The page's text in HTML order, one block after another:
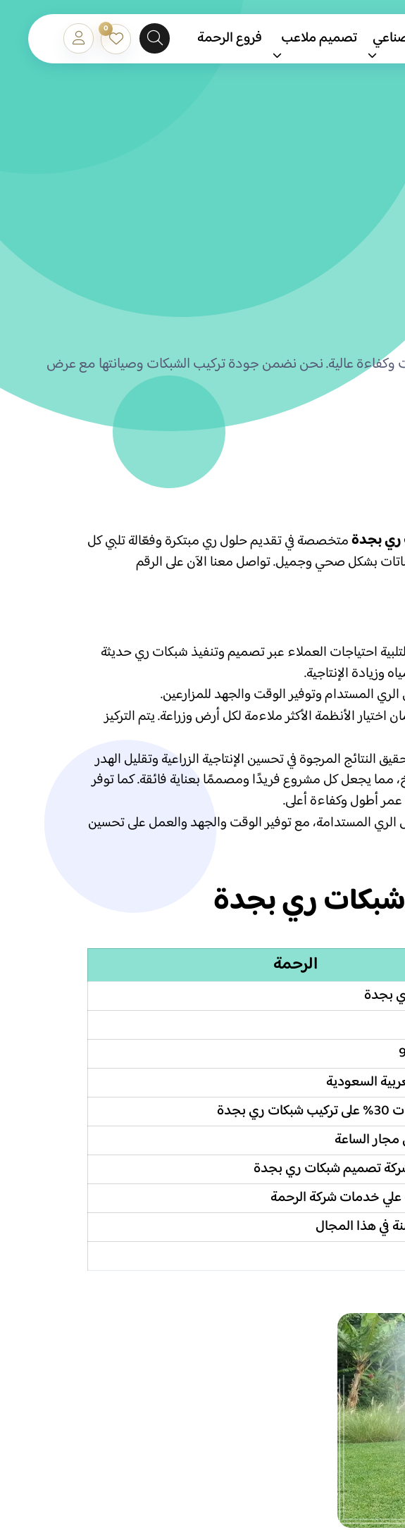
تصميم ملاعب فروع الرحمة 0
وكفاءة عالية. نحن نضمن جودة تركيب الشبكات وصيانتها مع عرض
بجدةمتخصصة في تقديم حلول ري مبتكرة وفعّالة تلبي كل
بشكل صحي وجميل. تواصل معنا الآن على الرقم
احتياجات العملاء عبر تصميم وتنفيذ شبكات ري حديثة
الإنتاجية.
المستدام وتوفير الوقت والجهد للمزارعين.
اختيار الأنظمة الأكثر ملاءمة لكل أرض وزراعة. يتم التركيز
النتائج المرجوة في تحسين الإنتاجية الزراعية وتقليل الهدر
مما يجعل كل مشروع فريدًا ومصممًا بعناية فائقة. كما توفر
أطول وكفاءة أعلى.
الري المستدامة، مع توفير الوقت والجهد والعمل على تحسين
ري بجدة
الرحمة
بجدة
السعودية
الساعة
خدمات شركة الرحمة